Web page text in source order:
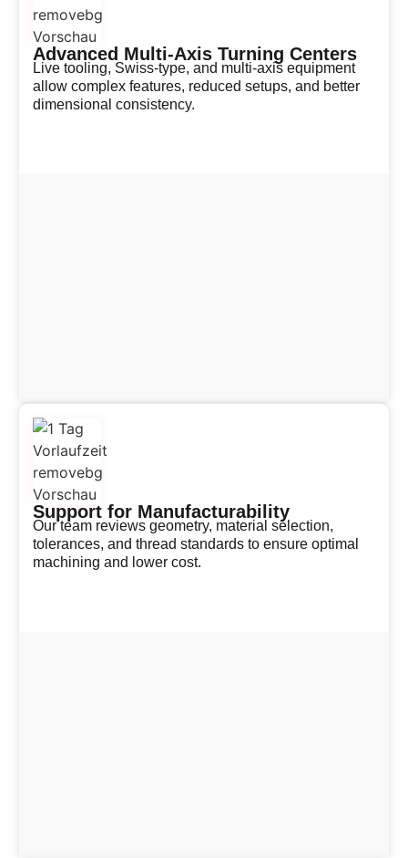
Advanced Multi-Axis Turning Centers
Live tooling, Swiss-type, and multi-axis equipment
allow complex features, reduced setups, and better
dimensional consistency.
Support for Manufacturability
Our team reviews geometry, material selection,
tolerances, and thread standards to ensure optimal
machining and lower cost.